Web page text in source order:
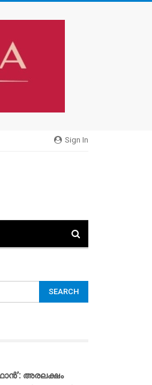
Sign In
അരലക്ഷം